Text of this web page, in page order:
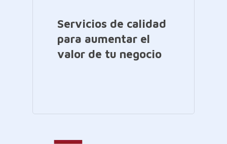
Servicios de calidad
para aumentar el
valor de tu negocio